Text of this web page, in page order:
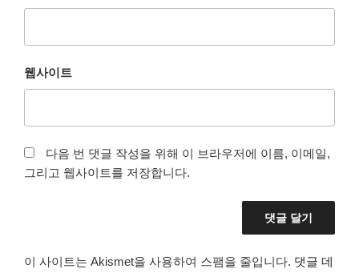
웹사이트
다음 번 댓글 작성을 위해 이 브라우저에 이름, 이메일,
그리고 웹사이트를 저장합니다.
이 사이트는 Akismet을 사용하여 스팸을 줄입니다. 댓글 데